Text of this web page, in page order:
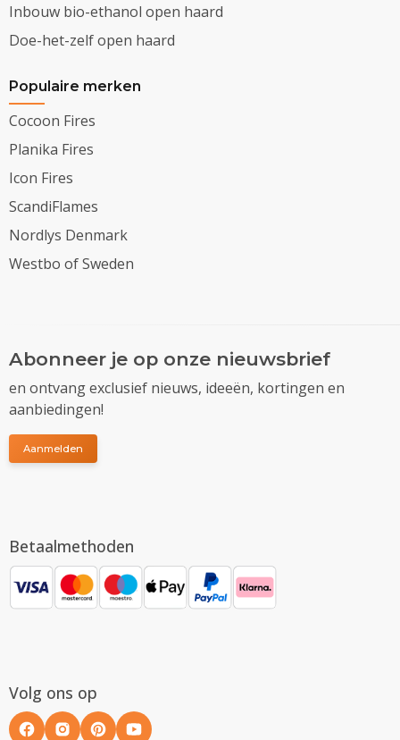
Inbouw bio-ethanol open haard
Doe-het-zelf open haard
Populaire merken
Cocoon Fires
Planika Fires
Icon Fires
ScandiFlames
Nordlys Denmark
Westbo of Sweden
Abonneer je op onze nieuwsbrief
en ontvang exclusief nieuws, ideeën, kortingen en
aanbiedingen!
Aanmelden
Betaalmethoden
Volg ons op